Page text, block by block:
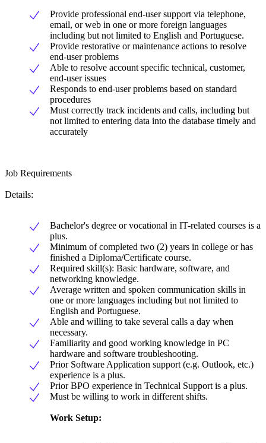
Provide professional end-user support via telephone,
email, or web in one or more foreign languages
including but not limited to English and Portuguese.
Provide restorative or maintenance actions to resolve
end-user problems
Able to resolve account specific technical, customer,
end-user issues
Responds to end-user problems based on standard
procedures
Must correctly track incidents and calls, including but
not limited to entering data into the database timely and
accurately
Job Requirements
Details:
Bachelor's degree or vocational in IT-related courses is a
plus.
Minimum of completed two (2) years in college or has
finished a Diploma/Certificate course.
Required skill(s): Basic hardware, software, and
networking knowledge.
Average written and spoken communication skills in
one or more languages including but not limited to
English and Portuguese.
Able and willing to take several calls a day when
necessary.
Familiarity and good working knowledge in PC
hardware and software troubleshooting.
Prior Software Application support (e.g. Outlook, etc.)
experience is a plus.
Prior BPO experience in Technical Support is a plus.
Must be willing to work in different shifts.
Work Setup: